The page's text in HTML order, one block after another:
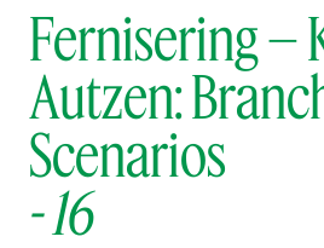
Fernisering –
Autzen:
Scenarios
-16